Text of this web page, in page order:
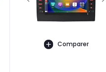
Comparer